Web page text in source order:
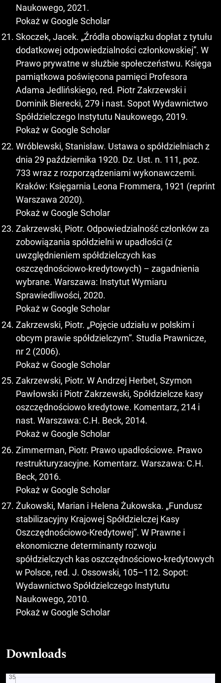
Naukowego, 2021.
Pokaż w Google Scholar
Skoczek, Jacek. „Źródła obowiązku dopłat z tytułu
dodatkowej odpowiedzialności członkowskiej”. W
Prawo prywatne w służbie społeczeństwu. Księga
pamiątkowa poświęcona pamięci Profesora
Adama Jedlińskiego, red. Piotr Zakrzewski i
Dominik Bierecki, 279 i nast. Sopot Wydawnictwo
Spółdzielczego Instytutu Naukowego, 2019.
Pokaż w Google Scholar
Wróblewski, Stanisław. Ustawa o spółdzielniach z
dnia 29 października 1920. Dz. Ust. n. 111, poz.
733 wraz z rozporządzeniami wykonawczemi.
Kraków: Księgarnia Leona Frommera, 1921 (reprint
Warszawa 2020).
Pokaż w Google Scholar
Zakrzewski, Piotr. Odpowiedzialność członków za
zobowiązania spółdzielni w upadłości (z
uwzględnieniem spółdzielczych kas
oszczędnościowo-kredytowych) – zagadnienia
wybrane. Warszawa: Instytut Wymiaru
Sprawiedliwości, 2020.
Pokaż w Google Scholar
Zakrzewski, Piotr. „Pojęcie udziału w polskim i
obcym prawie spółdzielczym”. Studia Prawnicze,
nr 2 (2006).
Pokaż w Google Scholar
Zakrzewski, Piotr. W Andrzej Herbet, Szymon
Pawłowski i Piotr Zakrzewski, Spółdzielcze kasy
oszczędnościowo kredytowe. Komentarz, 214 i
nast. Warszawa: C.H. Beck, 2014.
Pokaż w Google Scholar
Zimmerman, Piotr. Prawo upadłościowe. Prawo
restrukturyzacyjne. Komentarz. Warszawa: C.H.
Beck, 2016.
Pokaż w Google Scholar
Żukowski, Marian i Helena Żukowska. „Fundusz
stabilizacyjny Krajowej Spółdzielczej Kasy
Oszczędnościowo-Kredytowej”. W Prawne i
ekonomiczne determinanty rozwoju
spółdzielczych kas oszczędnościowo-kredytowych
w Polsce, red. J. Ossowski, 105–112. Sopot:
Wydawnictwo Spółdzielczego Instytutu
Naukowego, 2010.
Pokaż w Google Scholar
Downloads